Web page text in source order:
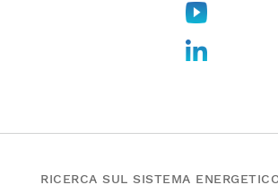
RICERCA SUL SISTEMA